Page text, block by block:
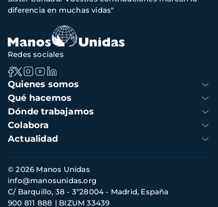
navegación
diferencia en muchas vidas"
Navegación
principal
Quienes somos
Qué hacemos
Dónde trabajamos
Colabora
Actualidad
Redes sociales
Información
de
contacto
© 2026 Manos Unidas
C/ Barquillo, 38 - 3º28004 - Madrid, España
900 811 888
BIZUM 33439
info@manosunidas.org